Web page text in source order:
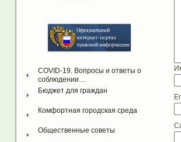
COVID-19. Вопросы и ответы о
соблюдении…
Бюджет для граждан
Комфортная городская среда
Общественные советы